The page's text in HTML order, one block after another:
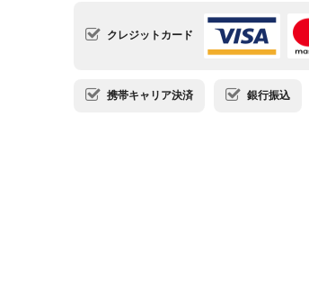
クレジットカード
携帯キャリア決済 銀行振込